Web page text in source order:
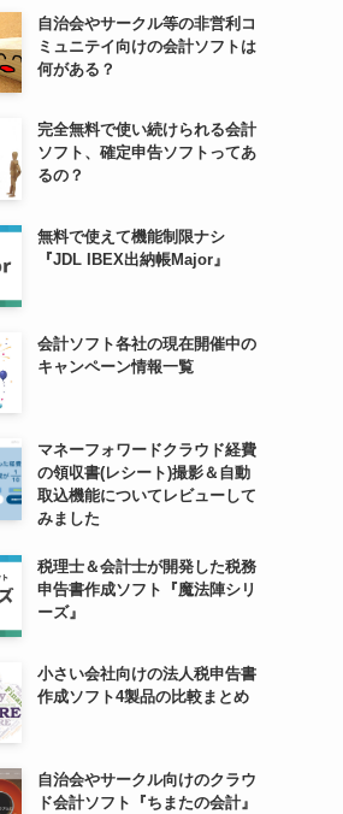
自治会やサークル等の非営利コ
ミュニテイ向けの会計ソフトは
何がある？
完全無料で使い続けられる会計
ソフト、確定申告ソフトってあ
るの？
無料で使えて機能制限ナシ
『JDL IBEX出納帳Major』
会計ソフト各社の現在開催中の
キャンペーン情報一覧
マネーフォワードクラウド経費
の領収書(レシート)撮影＆自動
取込機能についてレビューして
みました
税理士＆会計士が開発した税務
申告書作成ソフト『魔法陣シリ
ーズ』
小さい会社向けの法人税申告書
作成ソフト4製品の比較まとめ
自治会やサークル向けのクラウ
ド会計ソフト『ちまたの会計』